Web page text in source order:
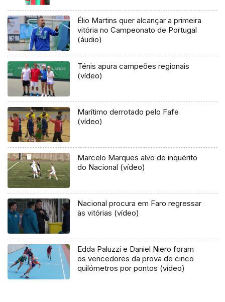
Élio Martins quer alcançar a primeira
vitória no Campeonato de Portugal
(áudio)
Ténis apura campeões regionais
(vídeo)
Marítimo derrotado pelo Fafe
(vídeo)
Marcelo Marques alvo de inquérito
do Nacional (vídeo)
Nacional procura em Faro regressar
às vitórias (vídeo)
Edda Paluzzi e Daniel Niero foram
os vencedores da prova de cinco
quilómetros por pontos (vídeo)